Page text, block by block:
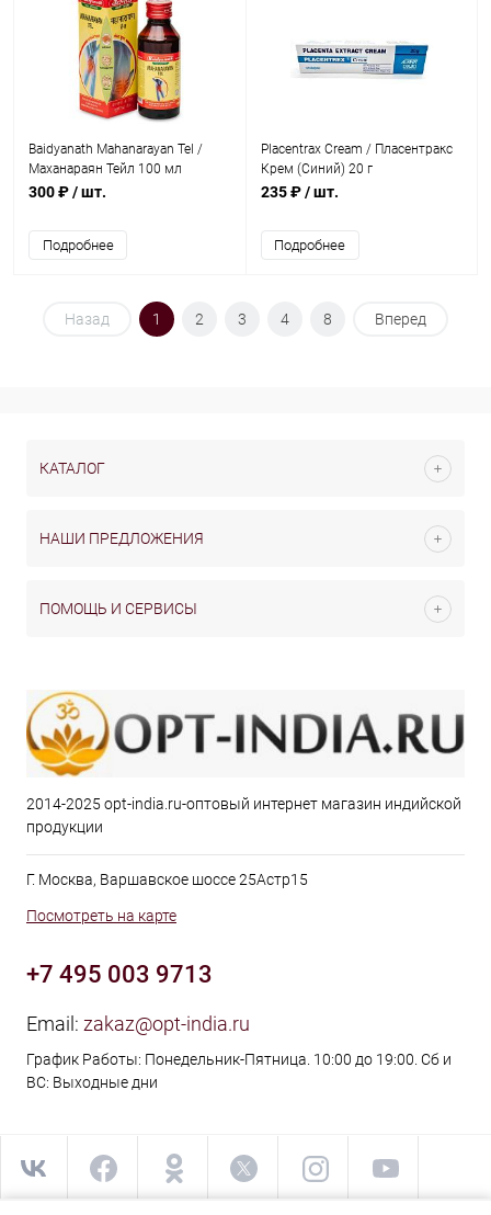
Baidyanath Mahanarayan Tel /
Маханараян Тейл 100 мл
300 ₽/ шт.
Подробнее
Placentrax Cream / Пласентракс
Крем (Синий) 20 г
235 ₽/ шт.
Подробнее
Назад 1 2 3 4 8 Вперед
КАТАЛОГ
НАШИ ПРЕДЛОЖЕНИЯ
ПОМОЩЬ И СЕРВИСЫ
2014-2025 opt-india.ru-оптовый интернет магазин индийской
продукции
Г. Москва, Варшавское шоссе 25Астр15
Посмотреть на карте
+7 495 003 9713
Email: zakaz@opt-india.ru
График Работы: Понедельник-Пятница. 10:00 до 19:00. Сб и
ВС: Выходные дни